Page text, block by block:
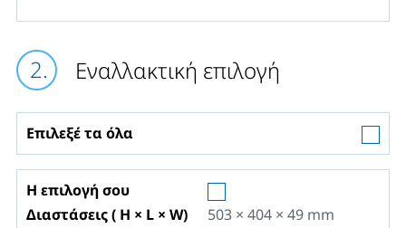
Εναλλακτική επιλογή
Επιλεξέ τα όλα
Η επιλογή σου
Διαστάσεις ( H × L × W)
503 × 404 × 49 mm